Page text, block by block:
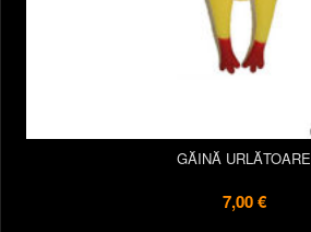
GĂINĂ URLĂTOARE
7,00 €